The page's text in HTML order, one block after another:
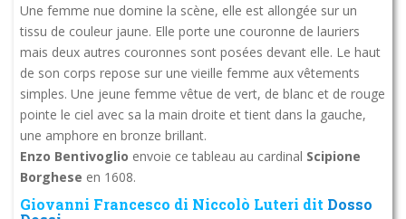
Une femme nue domine la scène, elle est allongée sur un
tissu de couleur jaune. Elle porte une couronne de lauriers
mais deux autres couronnes sont posées devant elle. Le haut
de son corps repose sur une vieille femme aux vêtements
simples. Une jeune femme vêtue de vert, de blanc et de rouge
pointe le ciel avec sa la main droite et tient dans la gauche,
une amphore en bronze brillant.
Enzo Bentivoglio envoie ce tableau au cardinal Scipione
Borghese en 1608.
Giovanni Francesco di Niccolò Luteri dit Dosso